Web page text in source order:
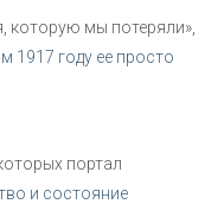
которую мы потеряли»,
1917 году ее просто
портал
и состояние